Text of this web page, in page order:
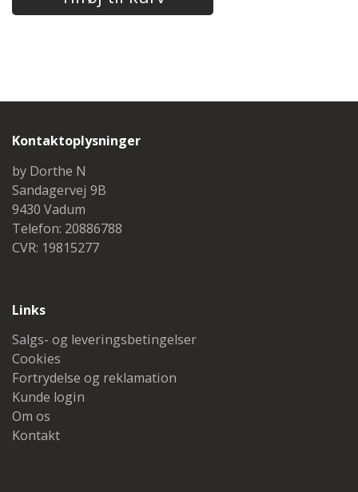
Kontaktoplysninger
by Dorthe N
Sandagervej 9B
9430 Vadum
Telefon: 20886788
CVR: 19815277
Links
Salgs- og leveringsbetingelser
Cookies
Fortrydelse og reklamation
Kunde login
Om os
Kontakt